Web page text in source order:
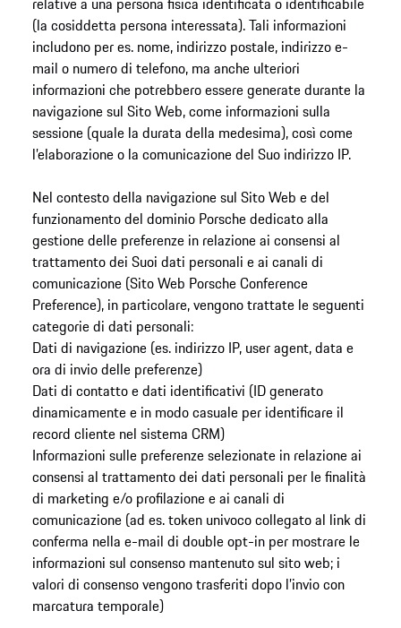
(la cosiddetta persona interessata). Tali informazioni
includono per es. nome, indirizzo postale, indirizzo e-
mail o numero di telefono, ma anche ulteriori
informazioni che potrebbero essere generate durante la
navigazione sul Sito Web, come informazioni sulla
sessione (quale la durata della medesima), così come
l’elaborazione o la comunicazione del Suo indirizzo IP.
Nel contesto della navigazione sul Sito Web e del
funzionamento del dominio Porsche dedicato alla
gestione delle preferenze in relazione ai consensi al
trattamento dei Suoi dati personali e ai canali di
comunicazione (Sito Web Porsche Conference
Preference), in particolare, vengono trattate le seguenti
categorie di dati personali:
Dati di navigazione (es. indirizzo IP, user agent, data e
ora di invio delle preferenze)
Dati di contatto e dati identificativi (ID generato
dinamicamente e in modo casuale per identificare il
record cliente nel sistema CRM)
Informazioni sulle preferenze selezionate in relazione ai
consensi al trattamento dei dati personali per le finalità
di marketing e/o profilazione e ai canali di
comunicazione (ad es. token univoco collegato al link di
conferma nella e-mail di double opt-in per mostrare le
informazioni sul consenso mantenuto sul sito web; i
valori di consenso vengono trasferiti dopo l’invio con
marcatura temporale)